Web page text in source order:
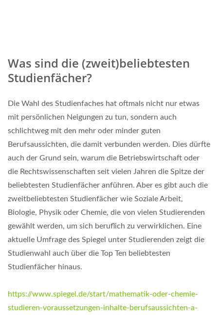
Was sind die (zweit)beliebtesten
Studienfächer?
Die Wahl des Studienfaches hat oftmals nicht nur etwas
mit persönlichen Neigungen zu tun, sondern auch
schlichtweg mit den mehr oder minder guten
Berufsaussichten, die damit verbunden werden. Dies dürfte
auch der Grund sein, warum die Betriebswirtschaft oder
die Rechtswissenschaften seit vielen Jahren die Spitze der
beliebtesten Studienfächer anführen. Aber es gibt auch die
zweitbeliebtesten Studienfächer wie Soziale Arbeit,
Biologie, Physik oder Chemie, die von vielen Studierenden
gewählt werden, um sich beruflich zu verwirklichen. Eine
aktuelle Umfrage des Spiegel unter Studierenden zeigt die
Studienwahl auch über die Top Ten beliebtesten
Studienfächer hinaus.
https://www.spiegel.de/start/mathematik-oder-chemie-
studieren-voraussetzungen-inhalte-berufsaussichten-a-